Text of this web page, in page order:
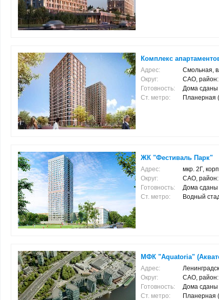
Комплекс
Адрес:
Смольная,
Округ:
САО,
Готовность:
Дома сданы
Ст. метро:
Планерная
ЖК "Фестиваль Парк"
Адрес:
мкр. 2Г,
Округ:
САО,
Готовность:
Дома сданы
Ст. метро:
Водный
МФК "Aquatoria"
Адрес:
Округ:
САО,
Готовность:
Дома сданы
Ст. метро:
Планерная